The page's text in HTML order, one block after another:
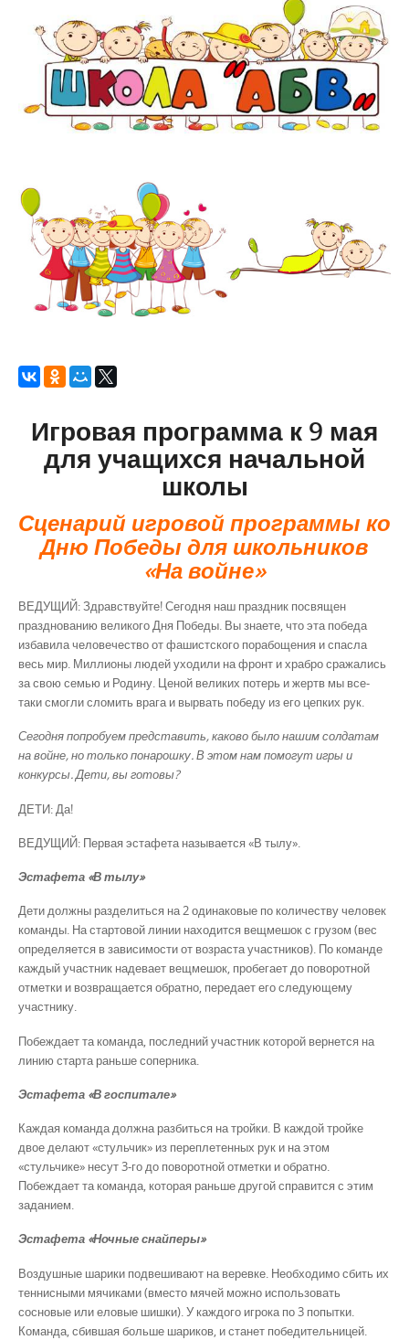
Игровая программа к 9 мая
для учащихся начальной
школы
Сценарий игровой программы ко
Дню Победы для школьников
«На войне»
ВЕДУЩИЙ: Здравствуйте! Сегодня наш праздник посвящен
празднованию великого Дня Победы. Вы знаете, что эта победа
избавила человечество от фашистского порабощения и спасла
весь мир. Миллионы людей уходили на фронт и храбро сражались
за свою семью и Родину. Ценой великих потерь и жертв мы все-
таки смогли сломить врага и вырвать победу из его цепких рук.
Сегодня попробуем представить, каково было нашим солдатам
на войне, но только понарошку. В этом нам помогут игры и
конкурсы. Дети, вы готовы?
ДЕТИ: Да!
ВЕДУЩИЙ: Первая эстафета называется «В тылу».
Эстафета «В тылу»
Дети должны разделиться на 2 одинаковые по количеству человек
команды. На стартовой линии находится вещмешок с грузом (вес
определяется в зависимости от возраста участников). По команде
каждый участник надевает вещмешок, пробегает до поворотной
отметки и возвращается обратно, передает его следующему
участнику.
Побеждает та команда, последний участник которой вернется на
линию старта раньше соперника.
Эстафета «В госпитале»
Каждая команда должна разбиться на тройки. В каждой тройке
двое делают «стульчик» из переплетенных рук и на этом
«стульчике» несут 3-го до поворотной отметки и обратно.
Побеждает та команда, которая раньше другой справится с этим
заданием.
Эстафета «Ночные снайперы»
Воздушные шарики подвешивают на веревке. Необходимо сбить их
теннисными мячиками (вместо мячей можно использовать
сосновые или еловые шишки). У каждого игрока по 3 попытки.
Команда, сбившая больше шариков, и станет победительницей.